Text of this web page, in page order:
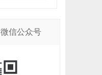
微信公众号